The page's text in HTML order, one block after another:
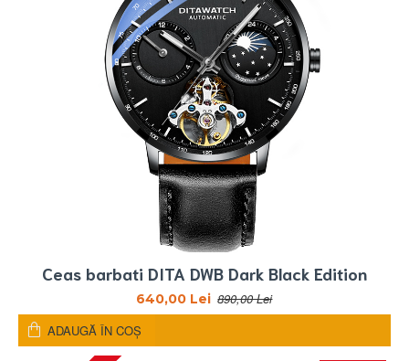
Ceas barbati DITA DWB Dark Black Edition
640,00 Lei 890,00 Lei
ADAUGĂ ÎN COŞ